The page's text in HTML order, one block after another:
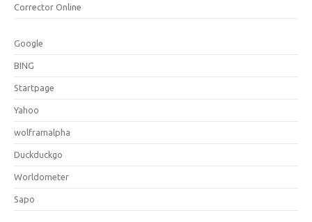
Corrector Online
Google
BING
Startpage
Yahoo
wolframalpha
Duckduckgo
Worldometer
Sapo